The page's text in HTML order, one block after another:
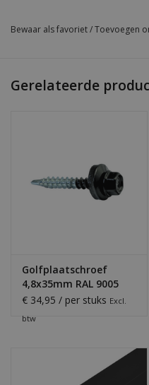
Bewaar als favoriet/Toevoegen
Gerelateerde
Golfplaatschroef
4,8x35mm RAL 9005
€ 34,95 / per stuks Excl.
btw